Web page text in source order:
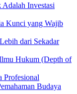
Investasi
Kunci yang Wajib
dari Sekadar
Hukum (Depth of
Profesional
Budaya